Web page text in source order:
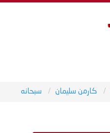
كارمن سليمان سبحانه